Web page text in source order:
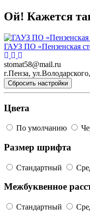
Ой! Кажется
ГАУЗ ПО «Пензенская
stomat58@mail.ru
г.Пенза,
Сбросить настройки
Цвета
По умолчанию
Размер шрифта
Стандартный
Межбуквенное
Стандартный